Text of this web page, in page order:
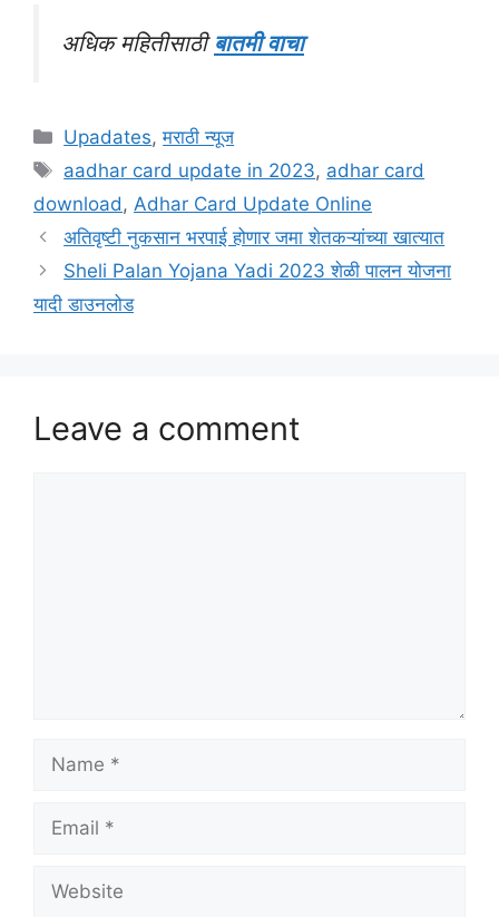
अधिक महितीसाठी बातमी वाचा
Categories
Upadates,मराठी न्यूज
Tags
aadhar card update in 2023, adhar card
download , Adhar Card Update Online
अतिवृष्टी नुकसान भरपाई होणार जमा शेतकऱ्यांच्या खात्यात
Sheli Palan Yojana Yadi 2023 शेळी पालन योजना
यादी डाउनलोड
Leave a comment